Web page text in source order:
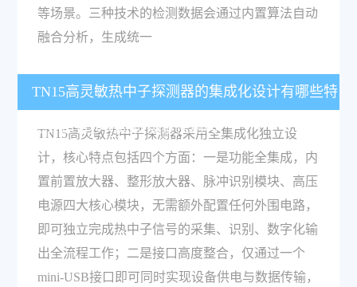
等场景。三种技术的检测数据会通过内置算法自动
融合分析，生成统一
TN15高灵敏热中子探测器的集成化设计有哪些特
点？适合移动巡检场景使用吗？
TN15高灵敏热中子探测器采用全集成化独立设
计，核心特点包括四个方面：一是功能全集成，内
置前置放大器、整形放大器、脉冲识别模块、高压
电源四大核心模块，无需额外配置任何外围电路，
即可独立完成热中子信号的采集、识别、数字化输
出全流程工作；二是接口高度整合，仅通过一个
mini-USB接口即可同时实现设备供电与数据传输，